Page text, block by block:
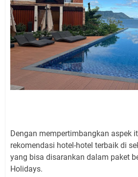
Dengan mempertimbangkan aspek
rekomendasi hotel-hotel terbaik di
yang bisa disarankan dalam paket
Holidays.